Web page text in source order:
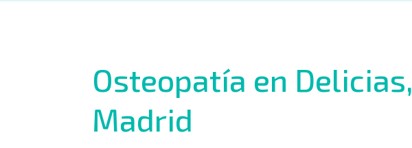
Osteopatía en Delicias,
Madrid